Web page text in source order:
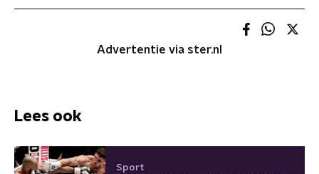
Advertentie via ster.nl
Lees ook
Sport